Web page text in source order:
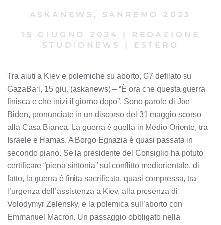
ASKANEWS , SANREMO 2023
15 GIUGNO 2024 |
REDAZIONE
STUDIONEWS
| ESTERO
Tra aiuti a Kiev e polemiche su aborto, G7 defilato su
GazaBari, 15 giu. (askanews) – “È ora che questa guerra
finisca e che inizi il giorno dopo”. Sono parole di Joe
Biden, pronunciate in un discorso del 31 maggio scorso
alla Casa Bianca. La guerra è quella in Medio Oriente, tra
Israele e Hamas. A Borgo Egnazia è quasi passata in
secondo piano. Se la presidente del Consiglio ha potuto
certificare “piena sintonia” sul conflitto mediorientale, di
fatto, la guerra è finita sacrificata, quasi compressa, tra
l’urgenza dell’assistenza a Kiev, alla presenza di
Volodymyr Zelensky, e la polemica sull’aborto con
Emmanuel Macron. Un passaggio obbligato nella